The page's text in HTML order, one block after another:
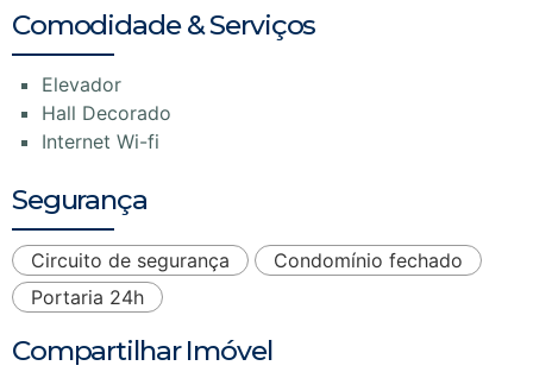
Comodidade & Serviços
Elevador
Hall Decorado
Internet Wi-fi
Segurança
Circuito de segurança
Condomínio fechado
Portaria 24h
Compartilhar Imóvel